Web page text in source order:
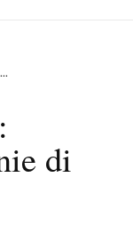
di